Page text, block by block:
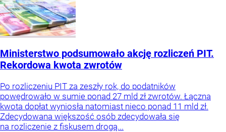
Ministerstwo podsumowało akcję rozliczeń PIT.
Rekordowa kwota zwrotów
Po rozliczeniu PIT za zeszły rok, do podatników
powędrowało w sumie ponad 27 mld zł zwrotów. Łączna
kwota dopłat wyniosła natomiast nieco ponad 11 mld zł.
Zdecydowana większość osób zdecydowała się
na rozliczenie z fiskusem drogą...